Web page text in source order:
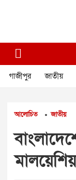
গাজীপুর কণ্ঠ
গাজীপুর জাতীয়
আলোচিত • জাতীয়